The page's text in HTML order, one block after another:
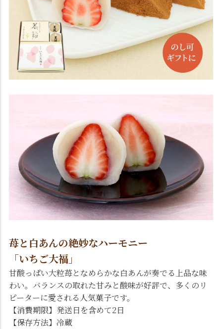
苺と白あんの絶妙なハーモニー
「いちご大福」
甘酸っぱい大粒苺となめらかな白あんが奏でる上品な味
わい。バランスの取れた甘みと酸味が好評で、多くのリ
ピーターに愛される人気菓子です。
【消費期限】発送日を含めて2日
【保存方法】冷蔵